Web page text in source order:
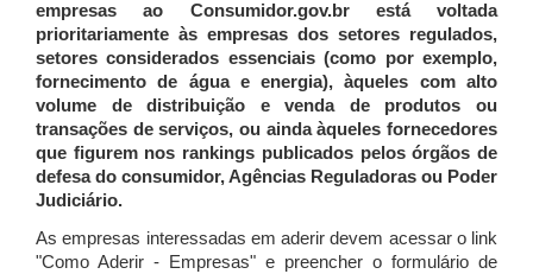
empresas ao Consumidor.gov.br está voltada
prioritariamente às empresas dos setores regulados,
setores considerados essenciais (como por exemplo,
fornecimento de água e energia), àqueles com alto
volume de distribuição e venda de produtos ou
transações de serviços, ou ainda àqueles fornecedores
que figurem nos rankings publicados pelos órgãos de
defesa do consumidor, Agências Reguladoras ou Poder
Judiciário.
As empresas interessadas em aderir devem acessar o link
"Como Aderir - Empresas" e preencher o formulário de